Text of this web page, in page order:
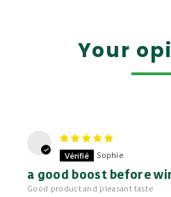
Your
Sophie
a good boost before
Good product and pleasant taste